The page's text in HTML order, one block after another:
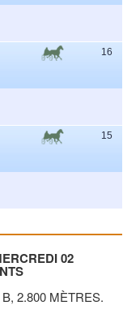
16
15
02
2.800 MÈTRES.